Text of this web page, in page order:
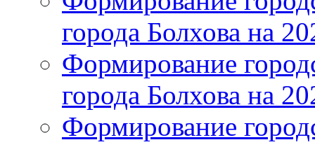
города Болхова на
Формирование
города Болхова на
Формирование